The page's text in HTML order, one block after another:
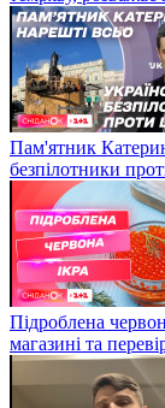
Пам'ятник
безпілотники
Підроблена
магазині та